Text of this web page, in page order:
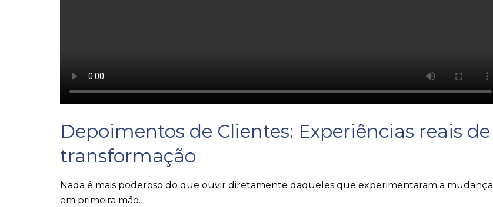
Depoimentos de Clientes: Experiências reais de
transformação
Nada é mais poderoso do que ouvir diretamente daqueles que experimentaram a mudança
em primeira mão.